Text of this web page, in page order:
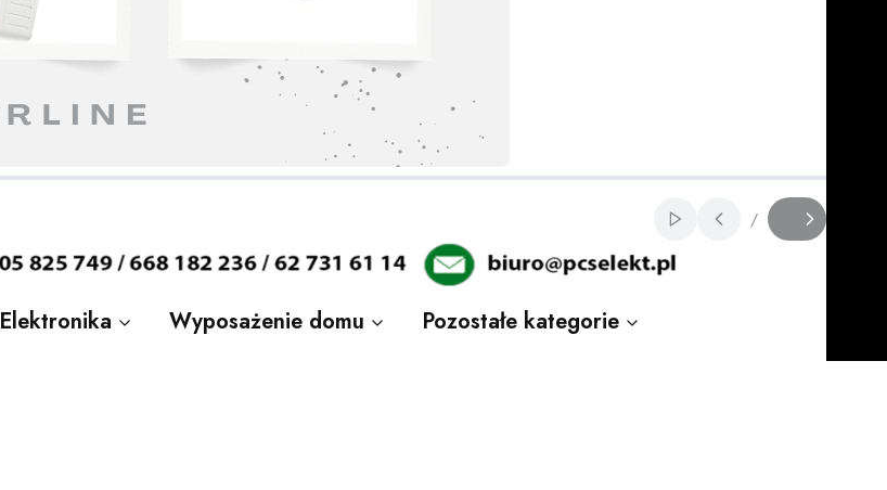
Włącz
Slajd
/
z
Elektronika Wyposażenie domu Pozostałe kategorie